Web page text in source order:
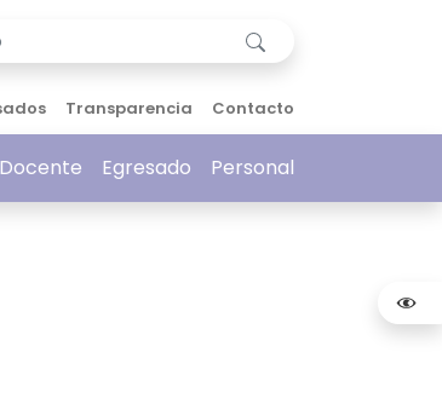
Transparencia Contacto
Docente Egresado Personal